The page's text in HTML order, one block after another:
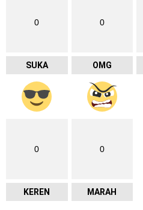
0
SUKA
0
OMG
0
KEREN
0
MARAH